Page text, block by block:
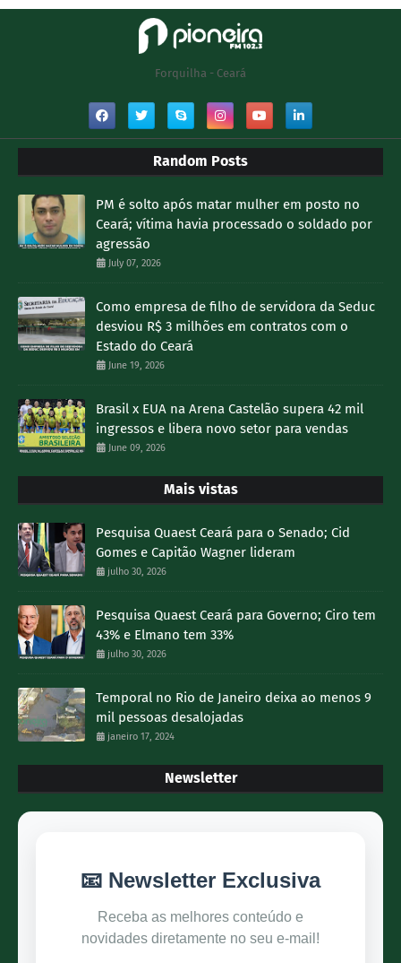
Forquilha - Ceará
Random Posts
PM é solto após matar mulher em posto no
Ceará; vítima havia processado o soldado por
agressão
July 07, 2026
Como empresa de filho de servidora da Seduc
desviou R$ 3 milhões em contratos com o
Estado do Ceará
June 19, 2026
Brasil x EUA na Arena Castelão supera 42 mil
ingressos e libera novo setor para vendas
June 09, 2026
Mais vistas
Pesquisa Quaest Ceará para o Senado; Cid
Gomes e Capitão Wagner lideram
julho 30, 2026
Pesquisa Quaest Ceará para Governo; Ciro tem
43% e Elmano tem 33%
julho 30, 2026
Temporal no Rio de Janeiro deixa ao menos 9
mil pessoas desalojadas
janeiro 17, 2024
Newsletter